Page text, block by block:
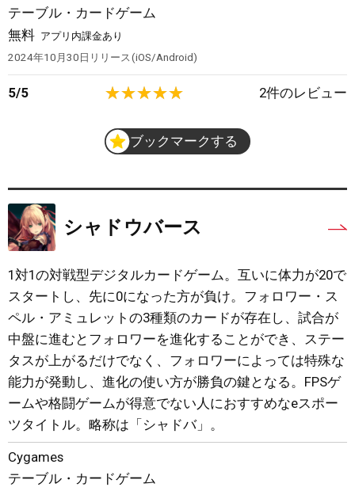
テーブル・カードゲーム
無料 アプリ内課金あり
2024年10月30日 リリース iOS/Android
5/5 2件のレビュー
ブックマークする
シャドウバース
1対1の対戦型デジタルカードゲーム。互いに体力が20で
スタートし、先に0になった方が負け。フォロワー・ス
ペル・アミュレットの3種類のカードが存在し、試合が
中盤に進むとフォロワーを進化することができ、ステー
タスが上がるだけでなく、フォロワーによっては特殊な
能力が発動し、進化の使い方が勝負の鍵となる。FPSゲ
ームや格闘ゲームが得意でない人におすすめなeスポー
ツタイトル。略称は「シャドバ」。
Cygames
テーブル・カードゲーム